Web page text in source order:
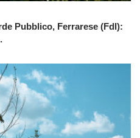
Pubblico, Ferrarese (FdI):